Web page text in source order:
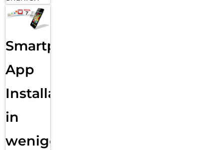
Smartphone
App
Installation
in
wenigen